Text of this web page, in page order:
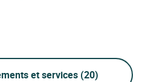
et services (20)